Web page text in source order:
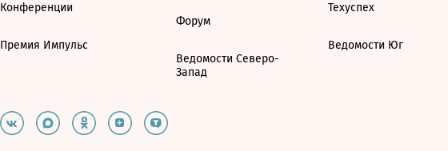
Конференции
Премия Импульс
Форум
Ведомости Северо-
Запад
Техуспех
Ведомости Юг